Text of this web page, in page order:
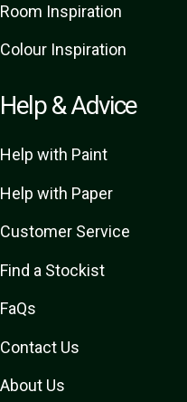
Room Inspiration
Colour Inspiration
Help & Advice
Help with Paint
Help with Paper
Customer Service
Find a Stockist
FaQs
Contact Us
About Us